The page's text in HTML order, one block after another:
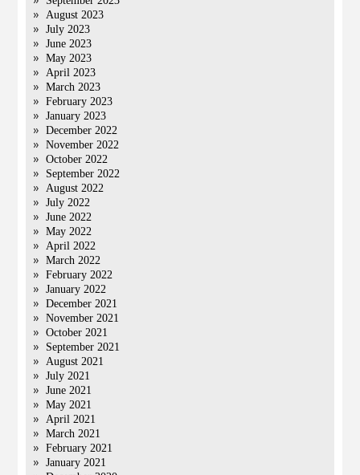
August 2023
July 2023
June 2023
May 2023
April 2023
March 2023
February 2023
January 2023
December 2022
November 2022
October 2022
September 2022
August 2022
July 2022
June 2022
May 2022
April 2022
March 2022
February 2022
January 2022
December 2021
November 2021
October 2021
September 2021
August 2021
July 2021
June 2021
May 2021
April 2021
March 2021
February 2021
January 2021